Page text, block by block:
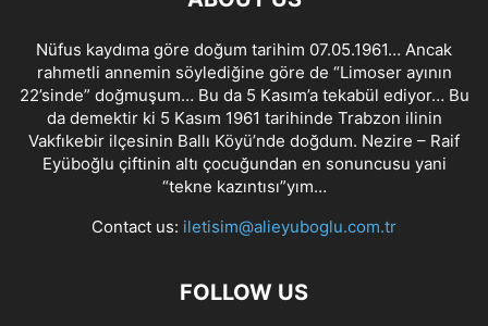
Nüfus kaydıma göre doğum tarihim 07.05.1961… Ancak
rahmetli annemin söylediğine göre de “Limoser ayının
22’sinde” doğmuşum… Bu da 5 Kasım’a tekabül ediyor… Bu
da demektir ki 5 Kasım 1961 tarihinde Trabzon ilinin
Vakfıkebir ilçesinin Ballı Köyü’nde doğdum. Nezire – Raif
Eyüboğlu çiftinin altı çocuğundan en sonuncusu yani
“tekne kazıntısı”yım…
Contact us: iletisim@alieyuboglu.com.tr
FOLLOW US